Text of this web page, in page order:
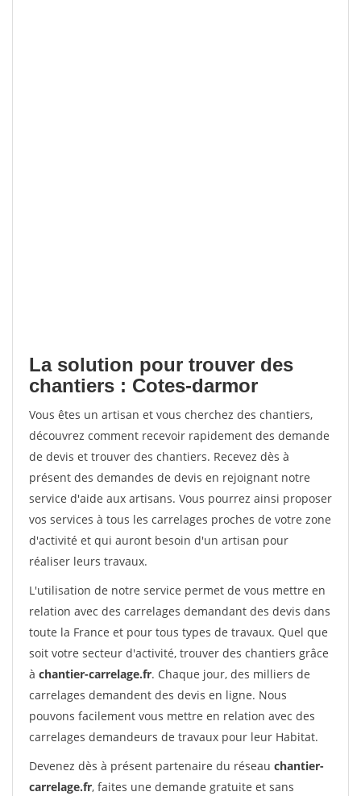
La solution pour trouver des
chantiers : Cotes-darmor
Vous êtes un artisan et vous cherchez des chantiers,
découvrez comment recevoir rapidement des demande
de devis et trouver des chantiers. Recevez dès à
présent des demandes de devis en rejoignant notre
service d'aide aux artisans. Vous pourrez ainsi proposer
vos services à tous les carrelages proches de votre zone
d'activité et qui auront besoin d'un artisan pour
réaliser leurs travaux.
L'utilisation de notre service permet de vous mettre en
relation avec des carrelages demandant des devis dans
toute la France et pour tous types de travaux. Quel que
soit votre secteur d'activité, trouver des chantiers grâce
à chantier-carrelage.fr. Chaque jour, des milliers de
carrelages demandent des devis en ligne. Nous
pouvons facilement vous mettre en relation avec des
carrelages demandeurs de travaux pour leur Habitat.
Devenez dès à présent partenaire du réseau chantier-
carrelage.fr, faites une demande gratuite et sans